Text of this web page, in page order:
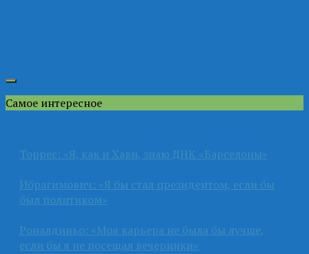
Самое интересное
Торрес: «Я, как и Хави, знаю ДНК «Барселоны»
Ибрагимович: «Я бы стал президентом, если бы
был политиком»
Роналдиньо: «Моя карьера не была бы лучше,
если бы я не посещал вечеринки»